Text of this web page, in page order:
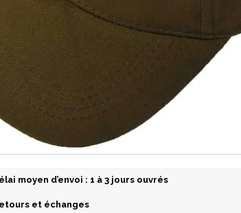
moyen d’envoi : 1 à 3 jours ouvrés
et échanges